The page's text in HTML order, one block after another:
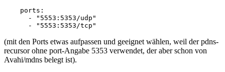
    ports:
      - "5553:5353/udp"
(mit den Ports etwas aufpassen und geeignet wählen, weil der pdns-
recursor ohne port-Angabe 5353 verwendet, der aber schon von
Avahi/mdns belegt ist).